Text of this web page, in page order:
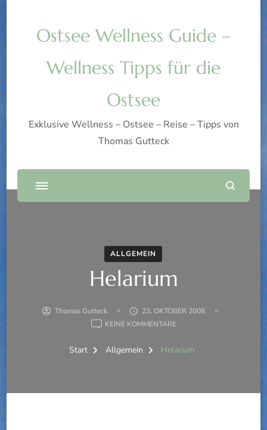
Ostsee Wellness Guide –
Wellness Tipps für die
Ostsee
Exklusive Wellness – Ostsee – Reise – Tipps von
Thomas Gutteck
ALLGEMEIN
Helarium
Thomas Gutteck
23. OKTOBER 2008
KEINE KOMMENTAREZU
Start Allgemein Helarium